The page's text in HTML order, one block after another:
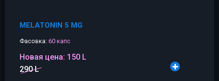
MELATONIN 5 MG
Фасовка: 60 капс
Новая цена: 150 L
290 L